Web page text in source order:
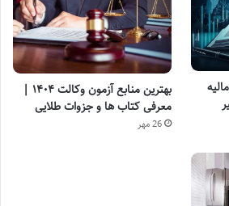
بهترین منابع آزمون وکالت ۱۴۰۴ |
معرفی کتاب ها و جزوات طلایی
26 مهر